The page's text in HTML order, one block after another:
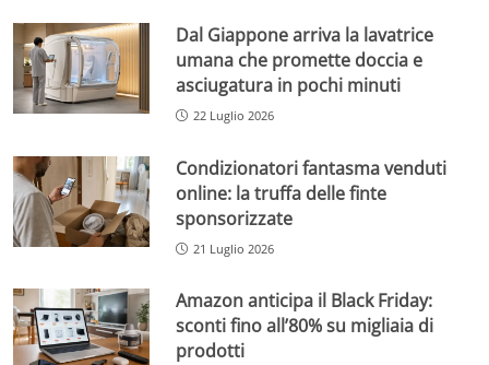
Dal Giappone arriva la lavatrice
umana che promette doccia e
asciugatura in pochi minuti
22 Luglio 2026
Condizionatori fantasma venduti
online: la truffa delle finte
sponsorizzate
21 Luglio 2026
Amazon anticipa il Black Friday:
sconti fino all’80% su migliaia di
prodotti